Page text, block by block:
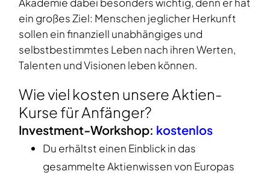
ein großes Ziel: Menschen jeglicher Herkunft
sollen ein finanziell unabhängiges und
selbstbestimmtes Leben nach ihren Werten,
Talenten und Visionen leben können.
Wie viel kosten unsere Aktien-
Kurse für Anfänger?
Investment-Workshop: kostenlos
Du erhältst einen Einblick in das
gesammelte Aktienwissen von Europas